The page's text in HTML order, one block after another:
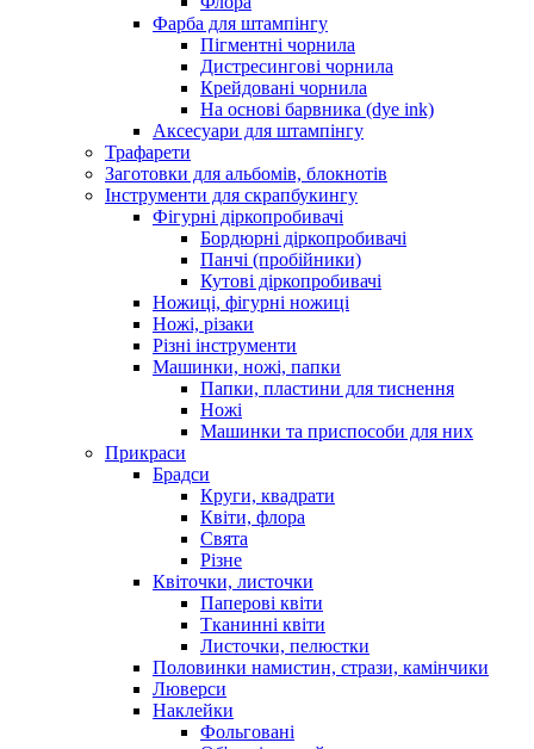
Фарба для штампінгу
Пігментні чорнила
Дистресингові чорнила
Крейдовані чорнила
На основі барвника (dye ink)
Аксесуари для штампінгу
Трафарети
Заготовки для альбомів, блокнотів
Інструменти для скрапбукингу
Фігурні діркопробивачі
Бордюрні діркопробивачі
Панчі (пробійники)
Кутові діркопробивачі
Ножиці, фігурні ножиці
Ножі, різаки
Різні інструменти
Машинки, ножі, папки
Папки, пластини для тиснення
Ножі
Машинки та приспособи для них
Прикраси
Брадси
Круги, квадрати
Квіти, флора
Свята
Різне
Квіточки, листочки
Паперові квіти
Тканинні квіти
Листочки, пелюстки
Половинки намистин, стрази, камінчики
Люверси
Наклейки
Фольговані